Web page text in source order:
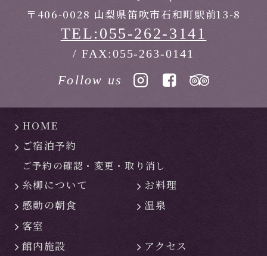
〒406-0028 山梨県笛吹市石和町駅前13-8
TEL:055-262-3141
/ FAX:055-263-0141
Follow us
HOME
ご宿泊予約
ご予約の確認・ 変更・ 取り消し
糸柳について
お料理
感動の朝食
温泉
客室
館内施設
アクセス